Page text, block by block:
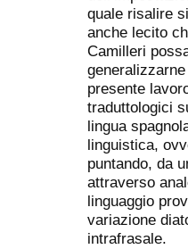
quale risalire
anche lecito
Camilleri
presente
traduttologici
lingua
linguistica,
puntando, da
attraverso
linguaggio
variazione
intrafrasale.